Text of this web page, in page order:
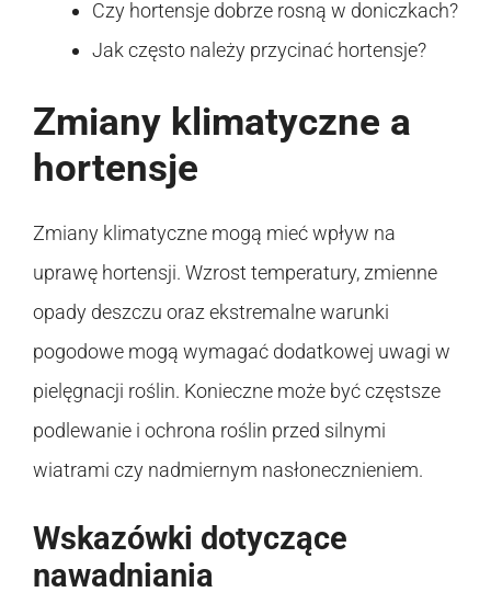
Czy hortensje dobrze rosną w doniczkach?
Jak często należy przycinać hortensje?
Zmiany klimatyczne a
hortensje
Zmiany klimatyczne mogą mieć wpływ na
uprawę hortensji. Wzrost temperatury, zmienne
opady deszczu oraz ekstremalne warunki
pogodowe mogą wymagać dodatkowej uwagi w
pielęgnacji roślin. Konieczne może być częstsze
podlewanie i ochrona roślin przed silnymi
wiatrami czy nadmiernym nasłonecznieniem.
Wskazówki dotyczące
nawadniania